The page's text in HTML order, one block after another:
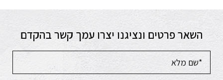
השאר פרטים ונציגנו יצרו עמך קשר בהקדם